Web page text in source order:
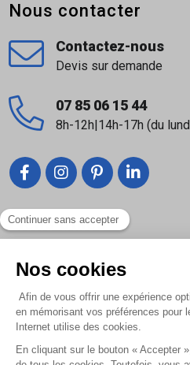
Liens utiles
Nous contacter
À propos
Paiement sécurisé
Livraison | Retour client
Nous contacter
Contactez-nous
Devis sur demande
07 85 06 15 44
8h-12h|14h-17h (du